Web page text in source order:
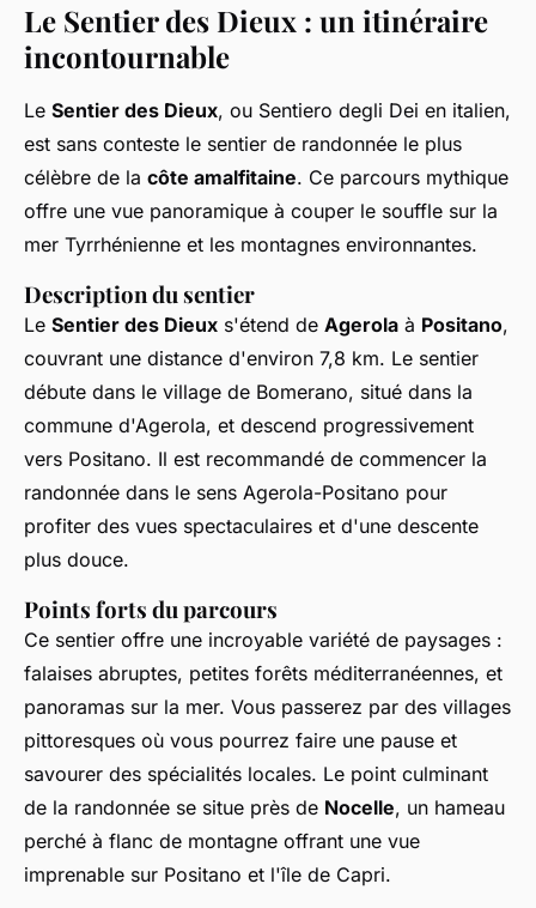
Le Sentier des Dieux : un itinéraire
incontournable
Le Sentier des Dieux, ou Sentiero degli Dei en italien,
est sans conteste le sentier de randonnée le plus
célèbre de la côte amalfitaine. Ce parcours mythique
offre une vue panoramique à couper le souffle sur la
mer Tyrrhénienne et les montagnes environnantes.
Description du sentier
Le Sentier des Dieux s'étend de Agerola à Positano,
couvrant une distance d'environ 7,8 km. Le sentier
débute dans le village de Bomerano, situé dans la
commune d'Agerola, et descend progressivement
vers Positano. Il est recommandé de commencer la
randonnée dans le sens Agerola-Positano pour
profiter des vues spectaculaires et d'une descente
plus douce.
Points forts du parcours
Ce sentier offre une incroyable variété de paysages :
falaises abruptes, petites forêts méditerranéennes, et
panoramas sur la mer. Vous passerez par des villages
pittoresques où vous pourrez faire une pause et
savourer des spécialités locales. Le point culminant
de la randonnée se situe près de Nocelle, un hameau
perché à flanc de montagne offrant une vue
imprenable sur Positano et l'île de Capri.